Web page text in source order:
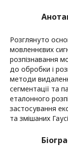
Розглянуто
мовленнєвих
розпізнавання
до обробки і
методи
сегментації та
еталонного
застосування
та змішаних